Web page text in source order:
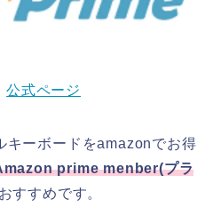
公式ページ
キーボードをamazonでお得
prime menber(プラ
すすめです。